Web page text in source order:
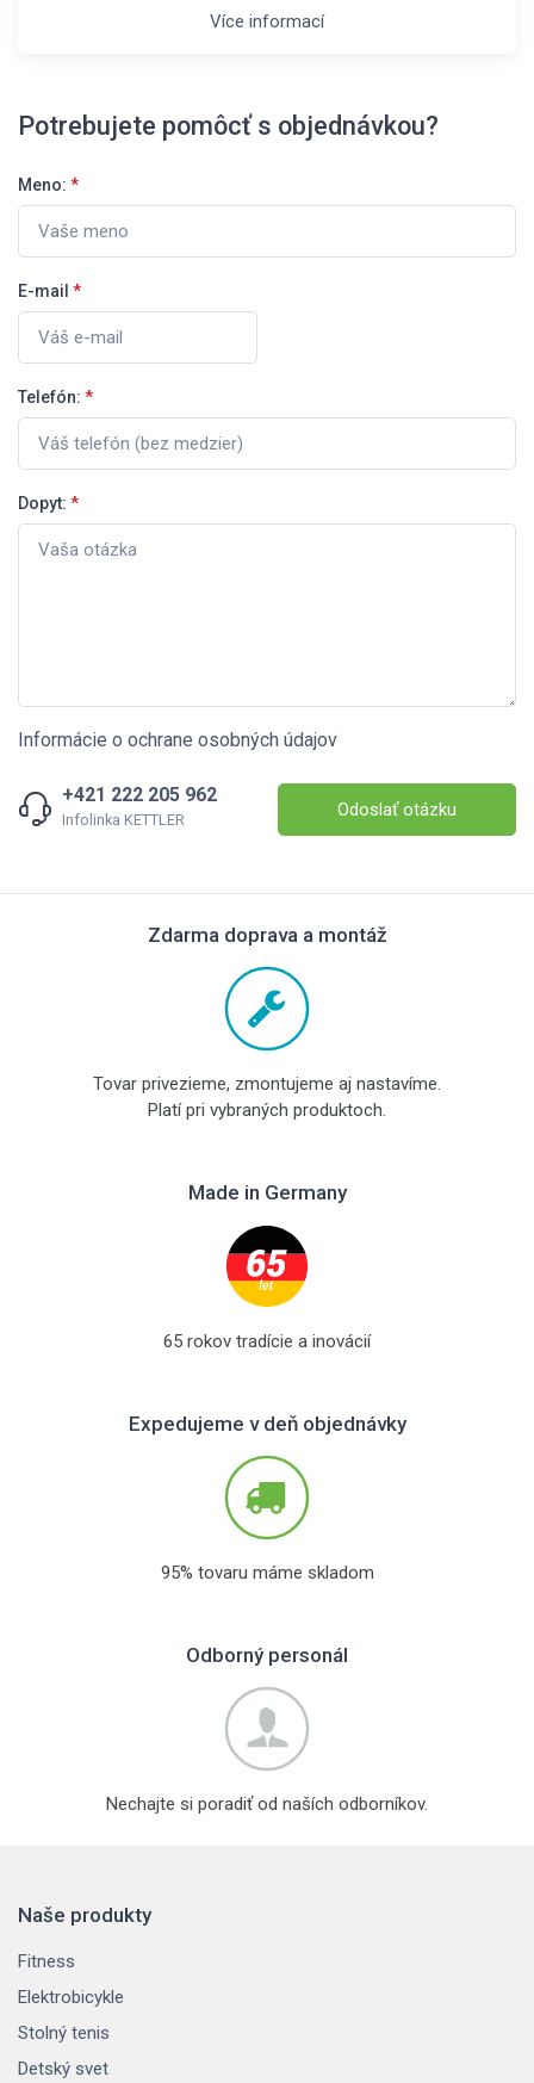
Více informací
Potrebujete pomôcť s objednávkou?
Meno: *
E-mail *
Telefón: *
Dopyt: *
Informácie o ochrane osobných údajov
+421 222 205 962
Infolinka KETTLER Odoslať otázku
Zdarma doprava a montáž
Tovar privezieme, zmontujeme aj nastavíme.
Platí pri vybraných produktoch.
Made in Germany
65 rokov tradície a inovácií
Expedujeme v deň objednávky
95% tovaru máme skladom
Odborný personál
Nechajte si poradiť od naších odborníkov.
Naše produkty
Fitness
Elektrobicykle
Stolný tenis
Detský svet